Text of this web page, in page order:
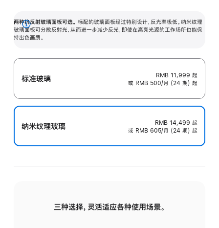
两种抗反射玻璃面板可选。 标配的玻璃面板经过特别设计，反光率极低。纳米纹理
玻璃面板可分散反射光，从而进一步减少反光，即使在高亮光源的工作场所也能保
持出色画质。
展
开
标准玻璃 RMB 11,999 起
或 RMB 500/月 (24 期) 起
纳米纹理玻璃 RMB 14,499 起
或 RMB 605/月 (24 期) 起
三种选择，灵活适应各种使用场景。